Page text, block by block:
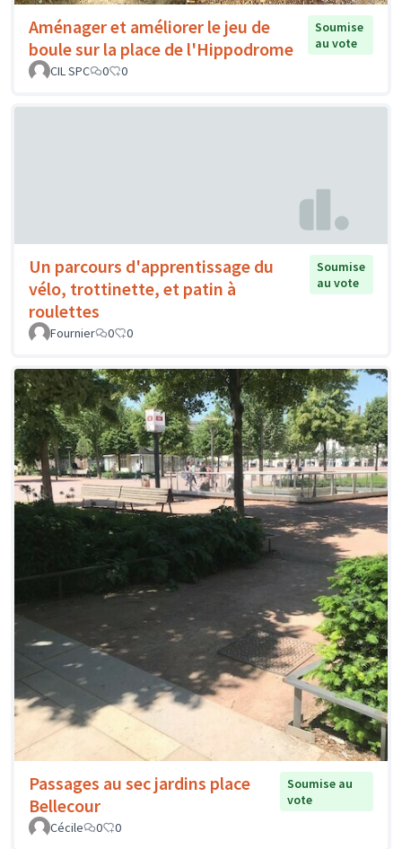
Aménager et améliorer le jeu de
boule sur la place de l'Hippodrome
Soumise
au vote
CIL SPC
0 0
Un parcours d'apprentissage du
vélo, trottinette, et patin à
roulettes
Soumise
au vote
Fournier 0 0
Passages au sec jardins place
Bellecour
Soumise au
vote
Cécile
0 0